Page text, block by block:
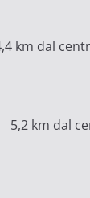
km dal
5,2 km dal